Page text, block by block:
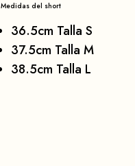
Medidas del short
36.5cm Talla S
37.5cm Talla M
38.5cm Talla L